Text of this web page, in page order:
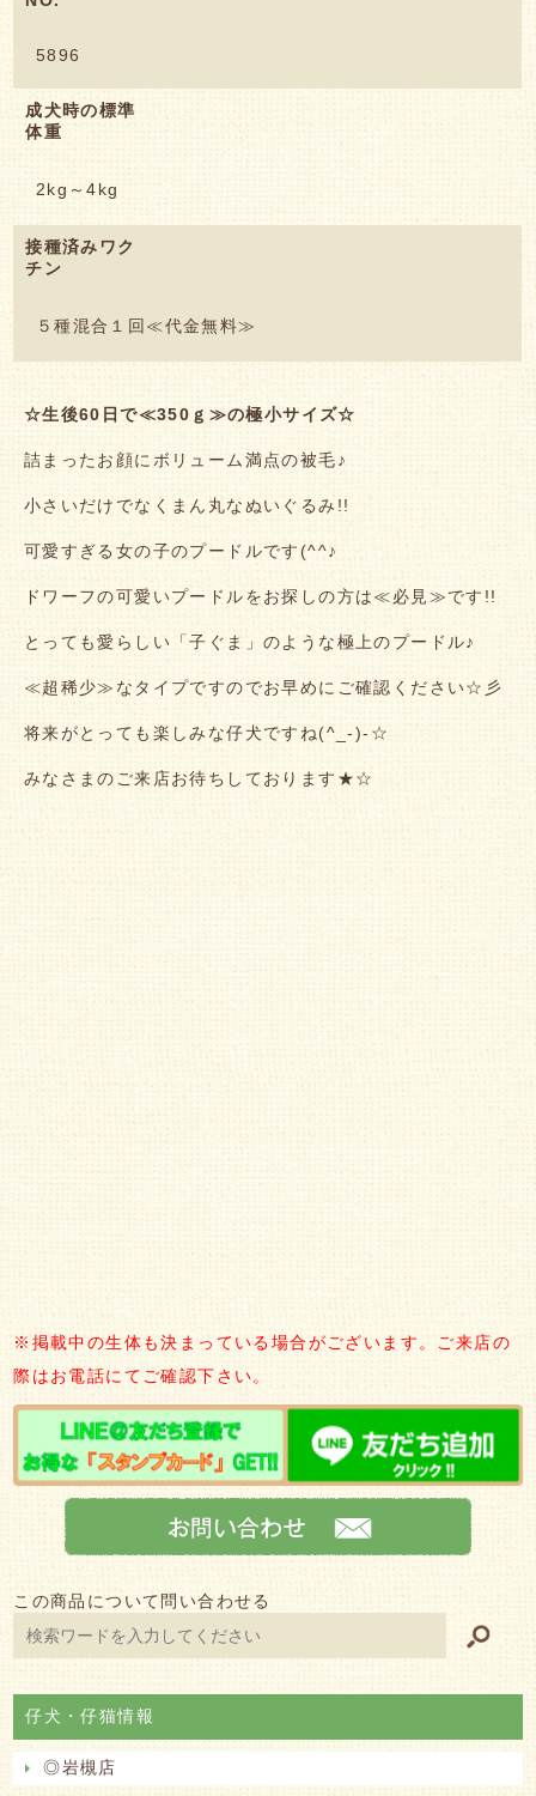
5896
成犬時の標準
体重
2kg～4kg
接種済みワク
チン
５種混合１回≪代金無料≫
☆生後60 日で≪350ｇ≫の極小サイズ☆
詰まったお顔にボリューム満点の被毛♪
小さいだけでなくまん丸なぬいぐるみ!!
可愛すぎる女の子のプードルです(^^♪
ドワーフの可愛いプードルをお探しの方は≪必見≫です!!
とっても愛らしい「子ぐま」のような極上のプードル♪
≪超稀少≫なタイプですのでお早めにご確認ください☆彡
将来がとっても楽しみな仔犬ですね(^_-)-☆
みなさまのご来店お待ちしております★☆
※掲載中の生体も決まっている場合がございます。ご来店の
際はお電話にてご確認下さい。
この商品について問い合わせる
仔犬・仔猫情報
◎岩槻店